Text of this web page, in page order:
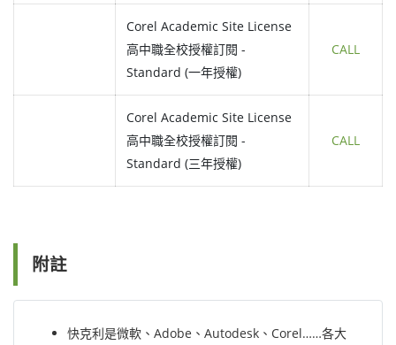
Corel Academic Site License
高中職全校授權訂閱 -
Standard (一年授權)
CALL
Corel Academic Site License
高中職全校授權訂閱 -
Standard (三年授權)
CALL
附註
快克利是微軟、Adobe、Autodesk、Corel……各大